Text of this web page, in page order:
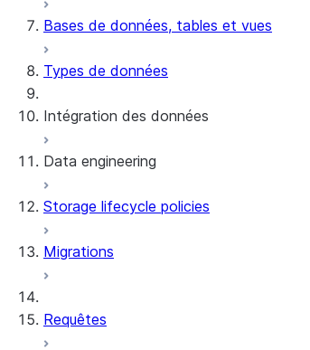
Bases de données, tables et vues
Types de données
Intégration des données
Snowflake Openflow
Apache Iceberg™
Data engineering
Chargement des données
Tables dynamiques
Storage lifecycle policies
Migrations
Requêtes